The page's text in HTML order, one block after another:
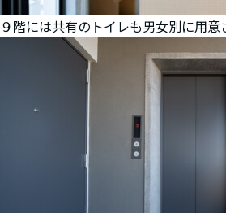
９階には共有のトイレも男女別に用意